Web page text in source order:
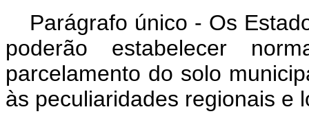
Parágrafo único - Os
poderão estabelecer
parcelamento do solo
às peculiaridades regionais e